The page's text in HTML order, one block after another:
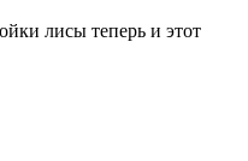
лисы теперь и этот